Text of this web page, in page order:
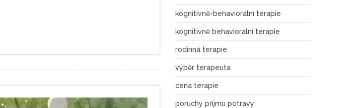
kognitivně-behaviorální terapie
kognitivně behaviorální terapie
rodinná terapie
výběr terapeuta
cena terapie
poruchy příjmu potravy